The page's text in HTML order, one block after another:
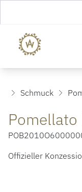
Schmuck
Pomellato
Offizieller